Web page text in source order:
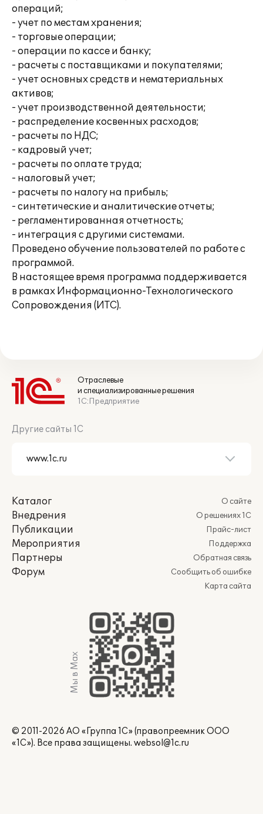
операций;
- учет по местам хранения;
- торговые операции;
- операции по кассе и банку;
- расчеты с поставщиками и покупателями;
- учет основных средств и нематериальных
активов;
- учет производственной деятельности;
- распределение косвенных расходов;
- расчеты по НДС;
- кадровый учет;
- расчеты по оплате труда;
- налоговый учет;
- расчеты по налогу на прибыль;
- синтетические и аналитические отчеты;
- регламентированная отчетность;
- интеграция с другими системами.
Проведено обучение пользователей по работе с
программой.
В настоящее время программа поддерживается
в рамках Информационно-Технологического
Сопровождения (ИТС).
Отраслевые
и специализированные решения
1С:Предприятие
Другие сайты 1С
Каталог
Внедрения
Публикации
Мероприятия
Партнеры
Форум
О сайте
О решениях 1С
Прайс-лист
Поддержка
Обратная связь
Сообщить об ошибке
Карта сайта
Мы в Max
© 2011-2026 АО «Группа 1С» (правопреемник ООО
«1С»). Все права защищены. websol@1c.ru